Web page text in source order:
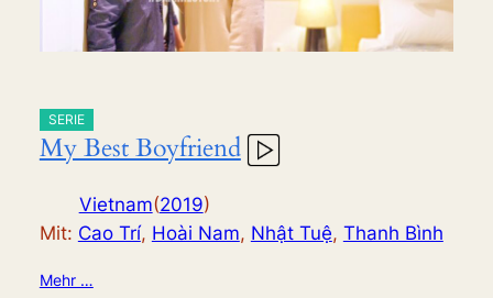
SERIE
My Best Boyfriend
Vietnam(2019)
Mit: Cao Trí, Hoài Nam, Nhật Tuệ, Thanh Bình
Mehr …